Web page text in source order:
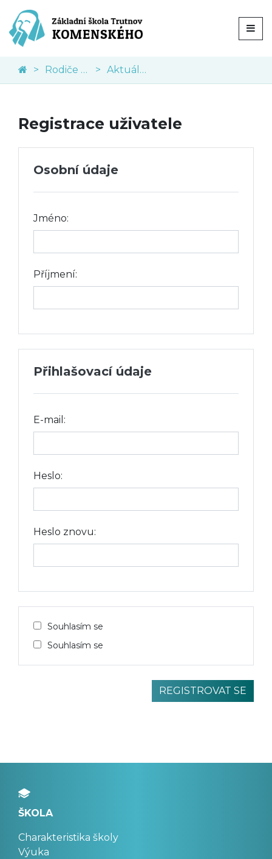
Rodiče a veřejnost Aktuální informace
Registrace uživatele
Osobní údaje
Jméno:
Příjmení:
Přihlašovací údaje
E-mail:
Heslo:
Heslo znovu:
Souhlasím se
Souhlasím se
ŠKOLA
Charakteristika školy
Výuka